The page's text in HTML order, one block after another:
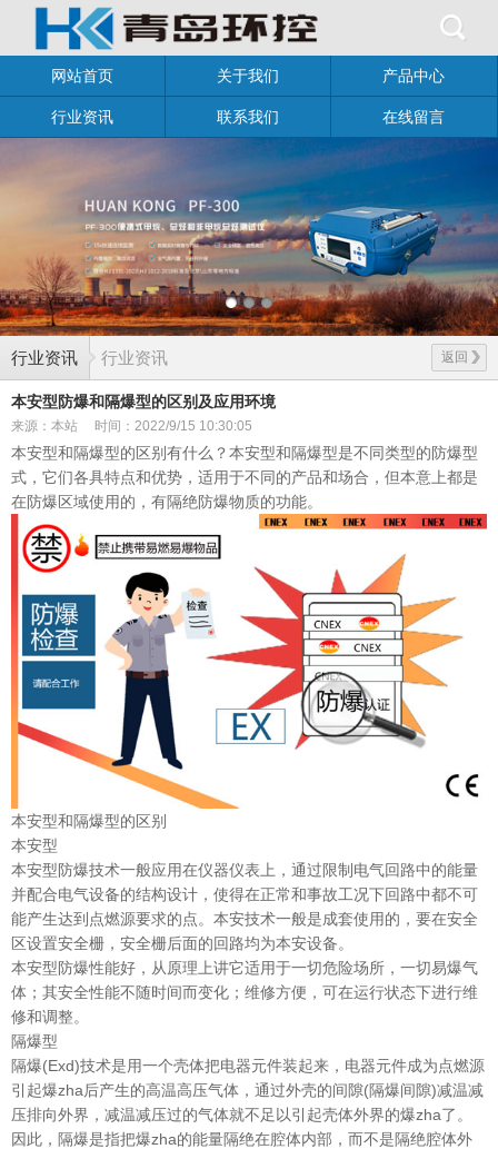
网站首页 关于我们 产品中心
行业资讯 联系我们 在线留言
行业资讯 返回
行业资讯
本安型防爆和隔爆型的区别及应用环境
来源：本站 时间：2022/9/15 10:30:05
本安型和隔爆型的区别有什么？本安型和隔爆型是不同类型的防爆型
式，它们各具特点和优势，适用于不同的产品和场合，但本意上都是
在防爆区域使用的，有隔绝防爆物质的功能。
本安型和隔爆型的区别
本安型
本安型防爆技术一般应用在仪器仪表上，通过限制电气回路中的能量
并配合电气设备的结构设计，使得在正常和事故工况下回路中都不可
能产生达到点燃源要求的点。本安技术一般是成套使用的，要在安全
区设置安全栅，安全栅后面的回路均为本安设备。
本安型防爆性能好，从原理上讲它适用于一切危险场所，一切易爆气
体；其安全性能不随时间而变化；维修方便，可在运行状态下进行维
修和调整。
隔爆型
隔爆(Exd)技术是用一个壳体把电器元件装起来，电器元件成为点燃源
引起爆zha后产生的高温高压气体，通过外壳的间隙(隔爆间隙)减温减
压排向外界，减温减压过的气体就不足以引起壳体外界的爆zha了。
因此，隔爆是指把爆zha的能量隔绝在腔体内部，而不是隔绝腔体外